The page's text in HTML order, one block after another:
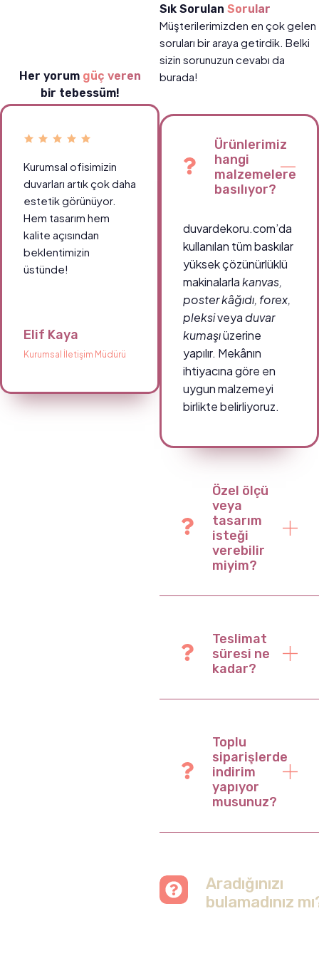
Her yorum güç veren
bir tebessüm!
Kurumsal ofisimizin
duvarları artık çok daha
estetik görünüyor.
Hem tasarım hem
kalite açısından
beklentimizin
üstünde!
Elif Kaya
Kurumsal İletişim Müdürü
Sık Sorulan Sorular
Müşterilerimizden en çok gelen
soruları bir araya getirdik. Belki
sizin sorunuzun cevabı da
burada!
Ürünlerimiz
hangi
malzemelere
basılıyor?
duvardekoru.com’da
kullanılan tüm baskılar
yüksek çözünürlüklü
makinalarlakanvas,
poster kâğıdı, forex,
pleksiveya duvar
kumaşıüzerine
yapılır. Mekânın
ihtiyacına göre en
uygun malzemeyi
birlikte belirliyoruz.
Özel ölçü
veya
tasarım
isteği
verebilir
miyim?
Teslimat
süresi ne
kadar?
Toplu
siparişlerde
indirim
yapıyor
musunuz?
Aradığınızı
bulamadınız